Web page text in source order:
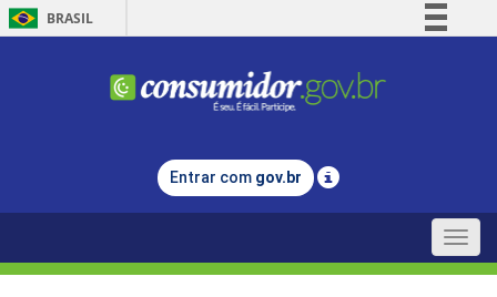
BRASIL
Comunica BR
Legislação
Entrar com gov.br
Toggle